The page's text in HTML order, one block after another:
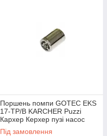
Поршень помпи GOTEC EKS
17-TP/B KARCHER Puzzi
Кархер Керхер пузі насос
Під замовлення